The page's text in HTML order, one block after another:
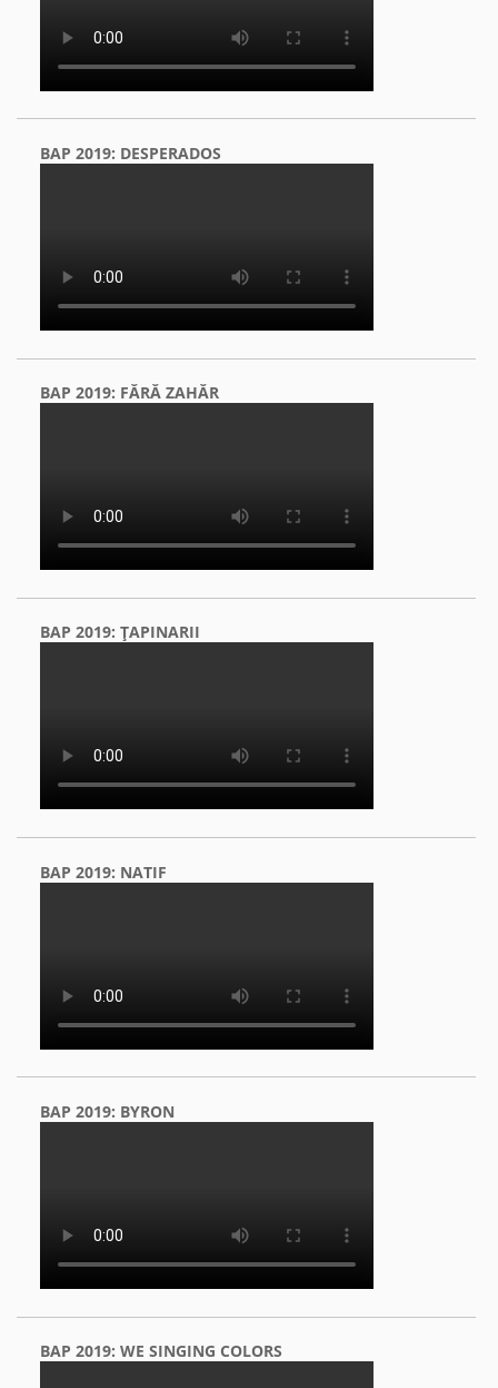
BAP 2019: DESPERADOS
BAP 2019: FĂRĂ ZAHĂR
BAP 2019: ŢAPINARII
BAP 2019: NATIF
BAP 2019: BYRON
BAP 2019: WE SINGING COLORS